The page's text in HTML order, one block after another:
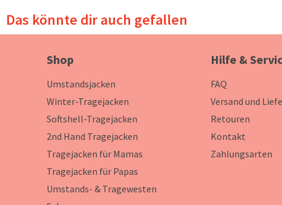
Das könnte dir auch gefallen
Shop
Umstandsjacken
Winter-Tragejacken
Softshell-Tragejacken
2nd Hand Tragejacken
Tragejacken für Mamas
Tragejacken für Papas
Umstands- & Tragewesten
Hilfe &
FAQ
Versand und
Retouren
Kontakt
Zahlungsarten